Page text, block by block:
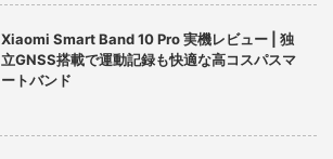
Xiaomi Smart Band 10 Pro 実機レビュー | 独
立GNSS搭載で運動記録も快適な高コスパスマ
ートバンド